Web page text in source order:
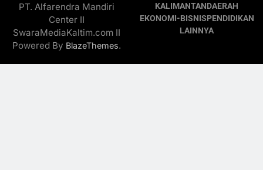
PT. Alfarendra Mandiri
Center II
SwaraMediaKaltim.com II
Powered By BlazeThemes.
KALIMANTANDAERAH
EKONOMI-BISNISPENDIDIKAN
LAINNYA